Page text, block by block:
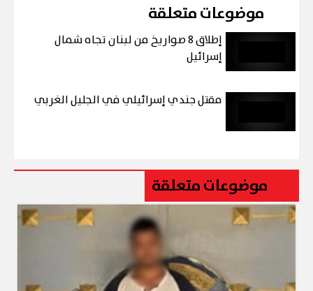
موضوعات متعلقة
إطلاق 8 صواريخ من لبنان تجاه شمال
إسرائيل
مقتل جندي إسرائيلي في الجليل الغربي
موضوعات متعلقة